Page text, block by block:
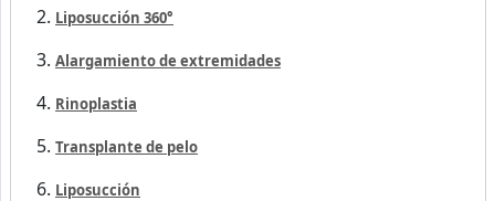
Liposucción 360°
Alargamiento de extremidades
Rinoplastia
Transplante de pelo
Liposucción